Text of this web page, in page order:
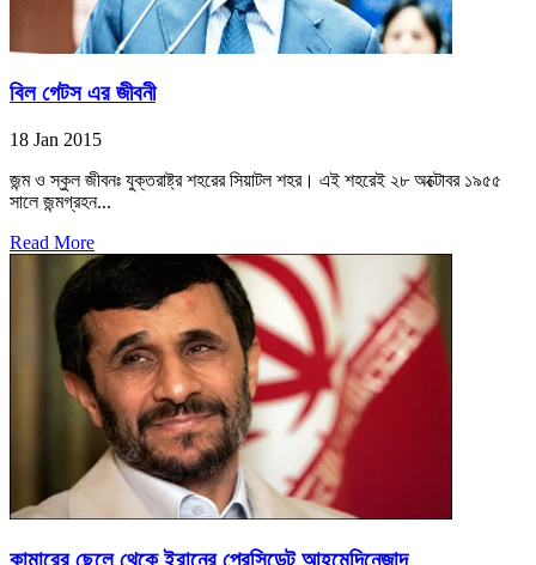
বিল গেটস এর জীবনী
18 Jan 2015
জন্ম ও স্কুল জীবনঃ যুক্তরাষ্ট্র শহরের সিয়াটল শহর। এই শহরেই ২৮ অক্টোবর ১৯৫৫
সালে জন্মগ্রহন...
Read More
কামারের ছেলে থেকে ইরানের প্রেসিডেন্ট আহমেদিনেজাদ